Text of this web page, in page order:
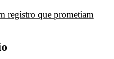
registro que prometiam